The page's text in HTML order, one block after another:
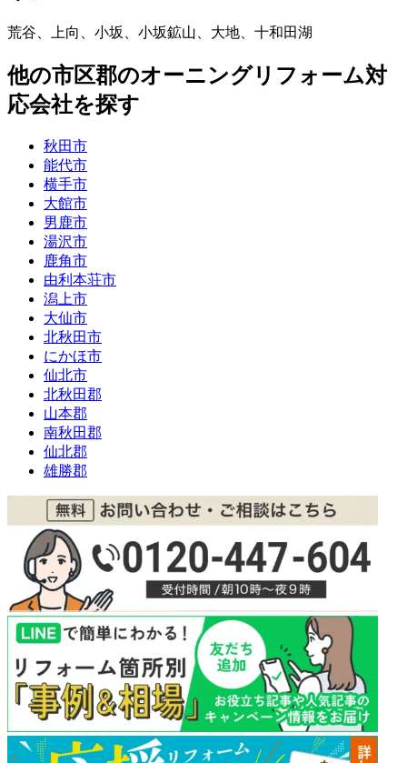
荒谷 上向 小坂 小坂鉱山 大地 十和田湖
他の市区郡のオーニングリフォーム対
応会社を探す
秋田市
能代市
横手市
大館市
男鹿市
湯沢市
鹿角市
由利本荘市
潟上市
大仙市
北秋田市
にかほ市
仙北市
北秋田郡
山本郡
南秋田郡
仙北郡
雄勝郡